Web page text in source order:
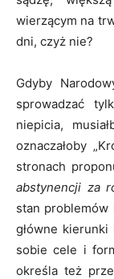
wierzącym na
dni, czyż nie?
Gdyby
sprowadzać
niepicia,
oznaczałoby
stronach
abstynencji za
stan problemów
główne
sobie cele i
określa też